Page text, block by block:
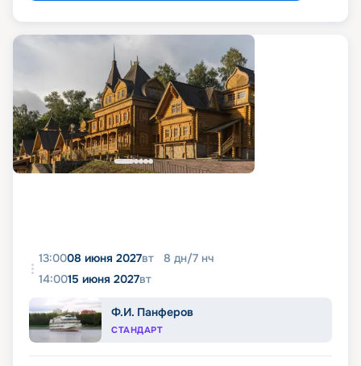
13:0008 июня 2027вт 8 дн/7 нч
14:0015 июня 2027вт
Ф.И. Панферов
СТАНДАРТ